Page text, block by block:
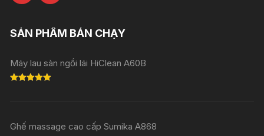
SẢN PHẨM BÁN CHẠY
Máy lau sàn ngồi lái HiClean A60B
Ghế massage cao cấp Sumika A868